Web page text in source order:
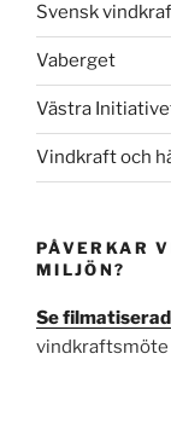
Svensk
Vaberget
Västra
Vindkraft och
PÅVERKAR
MILJÖN?
Se
vindkraftsmöte